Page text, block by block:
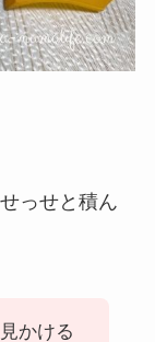
っせと積ん
かける